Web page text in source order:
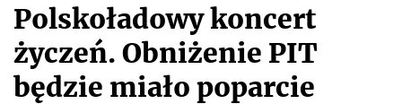
Polskoładowy koncert
życzeń. Obniżenie PIT
będzie miało poparcie